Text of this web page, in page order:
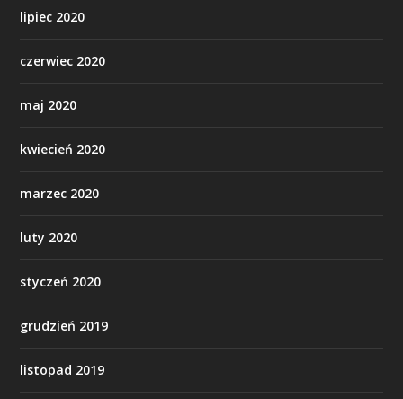
lipiec 2020
czerwiec 2020
maj 2020
kwiecień 2020
marzec 2020
luty 2020
styczeń 2020
grudzień 2019
listopad 2019